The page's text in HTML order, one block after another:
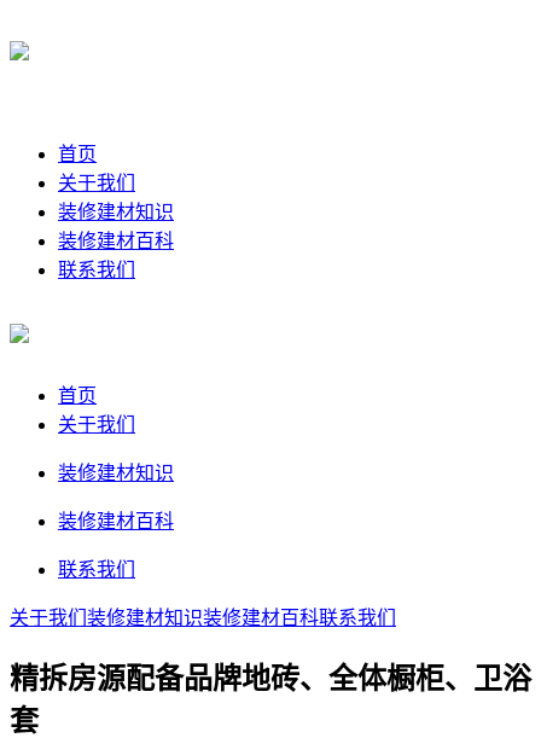
首页
关于我们
装修建材知识
装修建材百科
联系我们
首页
关于我们
装修建材知识
装修建材百科
联系我们
关于我们 装修建材知识装修建材百科联系我们
精拆房源配备品牌地砖、全体橱柜、卫浴
套